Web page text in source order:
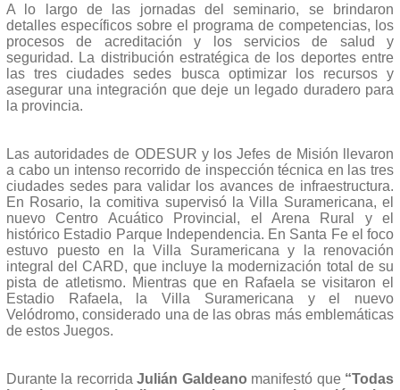
A lo largo de las jornadas del seminario, se brindaron
detalles específicos sobre el programa de competencias, los
procesos de acreditación y los servicios de salud y
seguridad. La distribución estratégica de los deportes entre
las tres ciudades sedes busca optimizar los recursos y
asegurar una integración que deje un legado duradero para
la provincia.
Las autoridades de ODESUR y los Jefes de Misión llevaron
a cabo un intenso recorrido de inspección técnica en las tres
ciudades sedes para validar los avances de infraestructura.
En Rosario, la comitiva supervisó la Villa Suramericana, el
nuevo Centro Acuático Provincial, el Arena Rural y el
histórico Estadio Parque Independencia. En Santa Fe el foco
estuvo puesto en la Villa Suramericana y la renovación
integral del CARD, que incluye la modernización total de su
pista de atletismo. Mientras que en Rafaela se visitaron el
Estadio Rafaela, la Villa Suramericana y el nuevo
Velódromo, considerado una de las obras más emblemáticas
de estos Juegos.
Durante la recorrida Julián Galdeano manifestó que “Todas